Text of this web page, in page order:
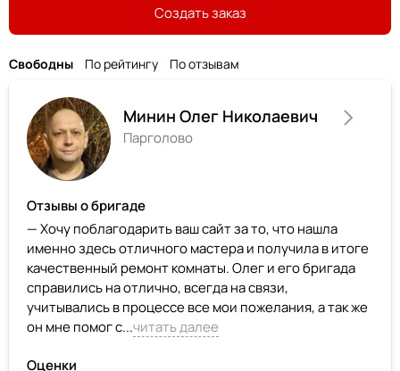
Создать заказ
Свободны По рейтингу По отзывам
Минин Олег Николаевич
Парголово
Отзывы о бригаде
— Хочу поблагодарить ваш сайт за то, что нашла
именно здесь отличного мастера и получила в итоге
качественный ремонт комнаты. Олег и его бригада
справились на отлично, всегда на связи,
учитывались в процессе все мои пожелания, а так же
он мне помог с...читать далее
Оценки